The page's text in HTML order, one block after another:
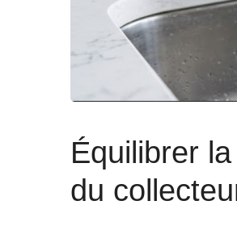
Équilibrer
du